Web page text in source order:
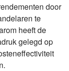
door
te
heeft de
gelegd op